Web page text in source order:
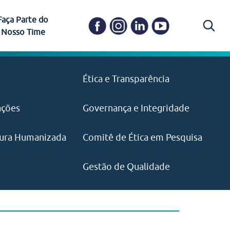
Ética e Transparência
Governança e Integridade
Humanizada Comitê de Ética em Pesquisa
Gestão de Qualidade
Carapicuíba
pelo CEJAM e(11) 97646‑2537
Parte do
Nosso Time
visão e valores?